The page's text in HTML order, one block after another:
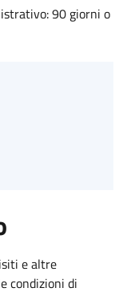
90 giorni o
e altre
condizioni di